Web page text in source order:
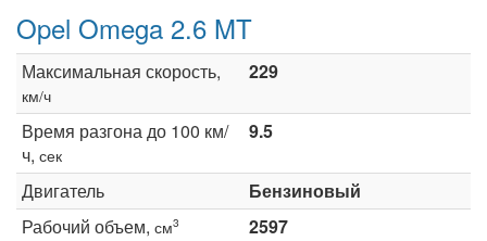
Opel Omega 2.6 MT
Максимальная скорость,
км/ч
229
Время разгона до 100 км/
ч, сек
9.5
Двигатель
Бензиновый
Рабочий объем, см3
2597